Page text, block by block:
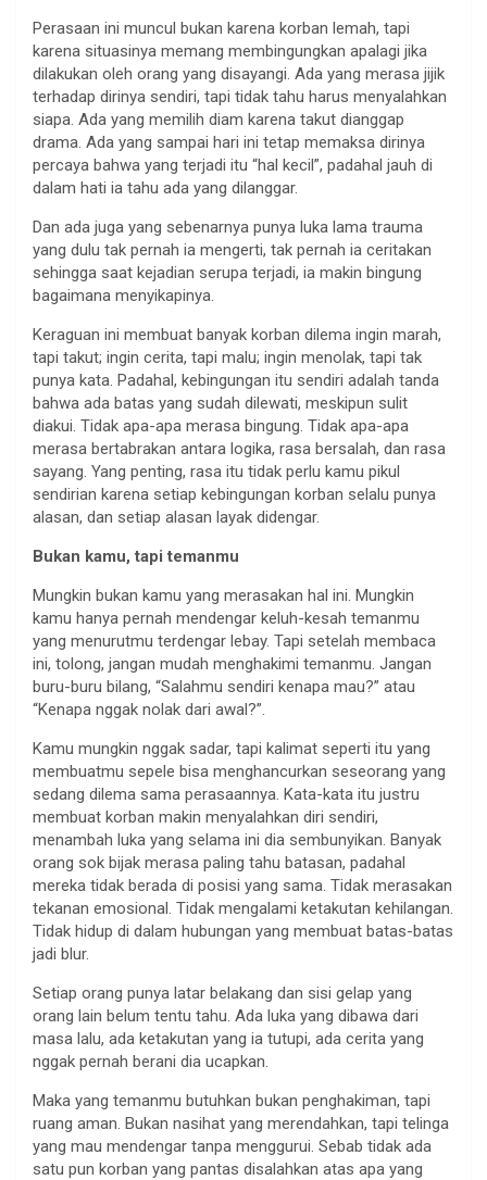
Perasaan ini muncul bukan karena korban lemah, tapi
karena situasinya memang membingungkan apalagi jika
dilakukan oleh orang yang disayangi. Ada yang merasa jijik
terhadap dirinya sendiri, tapi tidak tahu harus menyalahkan
siapa. Ada yang memilih diam karena takut dianggap
drama. Ada yang sampai hari ini tetap memaksa dirinya
percaya bahwa yang terjadi itu “hal kecil”, padahal jauh di
dalam hati ia tahu ada yang dilanggar.
Dan ada juga yang sebenarnya punya luka lama trauma
yang dulu tak pernah ia mengerti, tak pernah ia ceritakan
sehingga saat kejadian serupa terjadi, ia makin bingung
bagaimana menyikapinya.
Keraguan ini membuat banyak korban dilema ingin marah,
tapi takut; ingin cerita, tapi malu; ingin menolak, tapi tak
punya kata. Padahal, kebingungan itu sendiri adalah tanda
bahwa ada batas yang sudah dilewati, meskipun sulit
diakui. Tidak apa-apa merasa bingung. Tidak apa-apa
merasa bertabrakan antara logika, rasa bersalah, dan rasa
sayang. Yang penting, rasa itu tidak perlu kamu pikul
sendirian karena setiap kebingungan korban selalu punya
alasan, dan setiap alasan layak didengar.
Bukan kamu, tapi temanmu
Mungkin bukan kamu yang merasakan hal ini. Mungkin
kamu hanya pernah mendengar keluh-kesah temanmu
yang menurutmu terdengar lebay. Tapi setelah membaca
ini, tolong, jangan mudah menghakimi temanmu. Jangan
buru-buru bilang, “Salahmu sendiri kenapa mau?” atau
“Kenapa nggak nolak dari awal?”.
Kamu mungkin nggak sadar, tapi kalimat seperti itu yang
membuatmu sepele bisa menghancurkan seseorang yang
sedang dilema sama perasaannya. Kata-kata itu justru
membuat korban makin menyalahkan diri sendiri,
menambah luka yang selama ini dia sembunyikan. Banyak
orang sok bijak merasa paling tahu batasan, padahal
mereka tidak berada di posisi yang sama. Tidak merasakan
tekanan emosional. Tidak mengalami ketakutan kehilangan.
Tidak hidup di dalam hubungan yang membuat batas-batas
jadi blur.
Setiap orang punya latar belakang dan sisi gelap yang
orang lain belum tentu tahu. Ada luka yang dibawa dari
masa lalu, ada ketakutan yang ia tutupi, ada cerita yang
nggak pernah berani dia ucapkan.
Maka yang temanmu butuhkan bukan penghakiman, tapi
ruang aman. Bukan nasihat yang merendahkan, tapi telinga
yang mau mendengar tanpa menggurui. Sebab tidak ada
satu pun korban yang pantas disalahkan atas apa yang